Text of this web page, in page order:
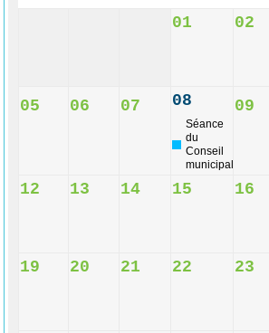
01 02
05 06 07 08
Séance
du
Conseil
municipal
09
12 13 14 15 16
19 20 21 22 23